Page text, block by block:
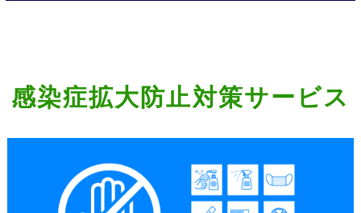
感染症拡大防止対策サービス